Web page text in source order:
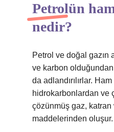
Petrolün
nedir?
Petrol ve doğal
ve karbon
da adlandırılırlar. Ham
hidrokarbonlardan ve
çözünmüş gaz, katran
maddelerinden oluşur.